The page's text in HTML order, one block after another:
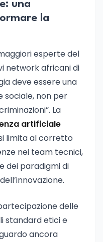
una
la
esperte del
network africani di
deve essere una
sociale, non per
La
artificiale
limita al corretto
nei team tecnici,
dei paradigmi di
delle
standard etici e
ancora